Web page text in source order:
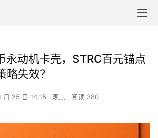
永动机卡壳，STRC百元锚点
失效？
月 25 日 14:15 观点 阅读 380